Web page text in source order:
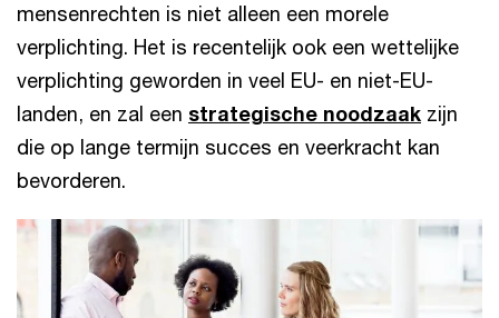
mensenrechten is niet alleen een morele
verplichting. Het is recentelijk ook een wettelijke
verplichting geworden in veel EU- en niet-EU-
landen, en zal een strategische noodzaak zijn
die op lange termijn succes en veerkracht kan
bevorderen.